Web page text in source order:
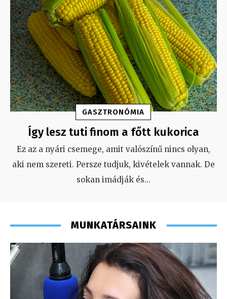
GASZTRONÓMIA
Így lesz tuti finom a főtt kukorica
Ez az a nyári csemege, amit valószínű nincs olyan,
aki nem szereti. Persze tudjuk, kivételek vannak. De
sokan imádják és...
MUNKATÁRSAINK